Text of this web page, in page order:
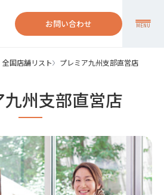
お問い合わせ MENU
全国店舗リスト プレミア九州支部直営店
九州支部直営店